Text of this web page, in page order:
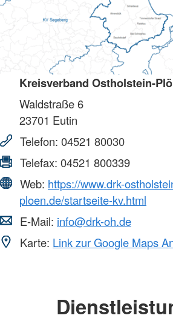
Kreisverband Ostholstein-
Waldstraße 6
23701 Eutin
Telefon: 04521 80030
Telefax: 04521 800339
Web: https://www.drk-
ploen.de/startseite-kv.html
E-Mail: info@drk-oh.de
Karte: Link zur Google Maps